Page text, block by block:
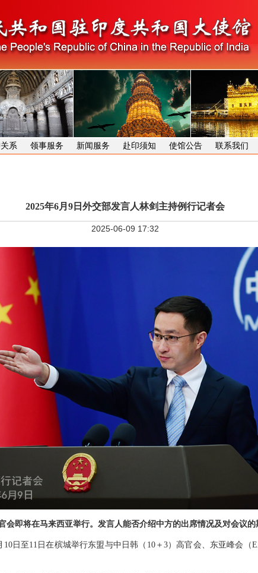
系 领事服务 新闻服务 赴印须知 使馆公告 联系我们
2025年6月9日外交部发言人林剑主持例行记者会
2025-06-09 17:32
会即将在马来西亚举行。发言人能否介绍中方的出席情况及对会议的
日至11日在槟城举行东盟与中日韩（10＋3）高官会、东亚峰会（